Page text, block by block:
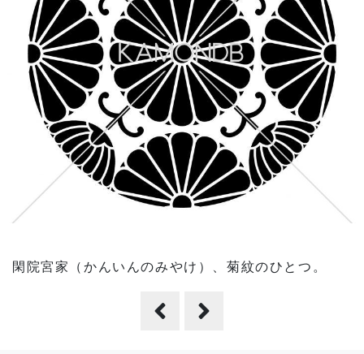
閑院宮家（かんいんのみやけ）、菊紋のひとつ。